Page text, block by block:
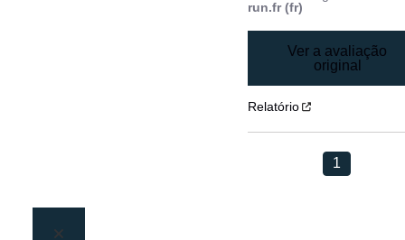
run.fr (fr)
Ver a avaliação
original
Relatório
1